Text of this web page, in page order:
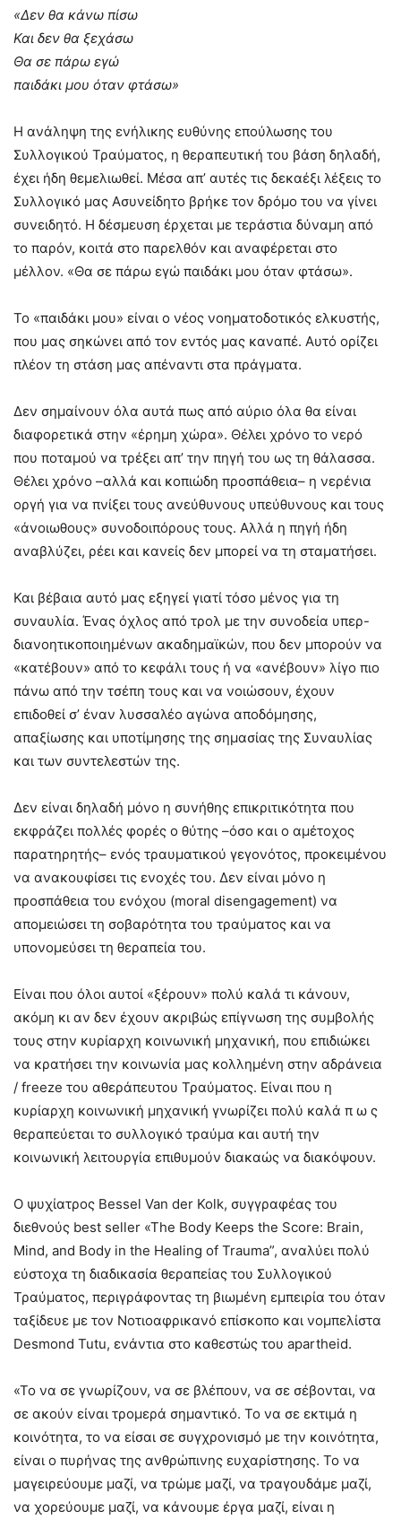
«Δεν θα κάνω πίσω
Και δεν θα ξεχάσω
Θα σε πάρω εγώ
παιδάκι μου όταν φτάσω»
Η ανάληψη της ενήλικης ευθύνης επούλωσης του
Συλλογικού Τραύματος, η θεραπευτική του βάση δηλαδή,
έχει ήδη θεμελιωθεί. Μέσα απ’ αυτές τις δεκαέξι λέξεις το
Συλλογικό μας Ασυνείδητο βρήκε τον δρόμο του να γίνει
συνειδητό. Η δέσμευση έρχεται με τεράστια δύναμη από
το παρόν, κοιτά στο παρελθόν και αναφέρεται στο
μέλλον. «Θα σε πάρω εγώ παιδάκι μου όταν φτάσω».
Το «παιδάκι μου» είναι ο νέος νοηματοδοτικός ελκυστής,
που μας σηκώνει από τον εντός μας καναπέ. Αυτό ορίζει
πλέον τη στάση μας απέναντι στα πράγματα.
Δεν σημαίνουν όλα αυτά πως από αύριο όλα θα είναι
διαφορετικά στην «έρημη χώρα». Θέλει χρόνο το νερό
που ποταμού να τρέξει απ’ την πηγή του ως τη θάλασσα.
Θέλει χρόνο –αλλά και κοπιώδη προσπάθεια– η νερένια
οργή για να πνίξει τους ανεύθυνους υπεύθυνους και τους
«άνοιωθους» συνοδοιπόρους τους. Αλλά η πηγή ήδη
αναβλύζει, ρέει και κανείς δεν μπορεί να τη σταματήσει.
Και βέβαια αυτό μας εξηγεί γιατί τόσο μένος για τη
συναυλία. Ένας όχλος από τρολ με την συνοδεία υπερ-
διανοητικοποιημένων ακαδημαϊκών, που δεν μπορούν να
«κατέβουν» από το κεφάλι τους ή να «ανέβουν» λίγο πιο
πάνω από την τσέπη τους και να νοιώσουν, έχουν
επιδοθεί σ’ έναν λυσσαλέο αγώνα αποδόμησης,
απαξίωσης και υποτίμησης της σημασίας της Συναυλίας
και των συντελεστών της.
Δεν είναι δηλαδή μόνο η συνήθης επικριτικότητα που
εκφράζει πολλές φορές ο θύτης –όσο και ο αμέτοχος
παρατηρητής– ενός τραυματικού γεγονότος, προκειμένου
να ανακουφίσει τις ενοχές του. Δεν είναι μόνο η
προσπάθεια του ενόχου (moral disengagement) να
απομειώσει τη σοβαρότητα του τραύματος και να
υπονομεύσει τη θεραπεία του.
Είναι που όλοι αυτοί «ξέρουν» πολύ καλά τι κάνουν,
ακόμη κι αν δεν έχουν ακριβώς επίγνωση της συμβολής
τους στην κυρίαρχη κοινωνική μηχανική, που επιδιώκει
να κρατήσει την κοινωνία μας κολλημένη στην αδράνεια
/ freeze του αθεράπευτου Τραύματος. Είναι που η
κυρίαρχη κοινωνική μηχανική γνωρίζει πολύ καλά π ω ς
θεραπεύεται το συλλογικό τραύμα και αυτή την
κοινωνική λειτουργία επιθυμούν διακαώς να διακόψουν.
Ο ψυχίατρος Bessel Van der Kolk, συγγραφέας του
διεθνούς best seller «The Body Keeps the Score: Brain,
Mind, and Body in the Healing of Trauma”, αναλύει πολύ
εύστοχα τη διαδικασία θεραπείας του Συλλογικού
Τραύματος, περιγράφοντας τη βιωμένη εμπειρία του όταν
ταξίδευε με τον Νοτιοαφρικανό επίσκοπο και νομπελίστα
Desmond Tutu, ενάντια στο καθεστώς του apartheid.
«Το να σε γνωρίζουν, να σε βλέπουν, να σε σέβονται, να
σε ακούν είναι τρομερά σημαντικό. Το να σε εκτιμά η
κοινότητα, το να είσαι σε συγχρονισμό με την κοινότητα,
είναι ο πυρήνας της ανθρώπινης ευχαρίστησης. Το να
μαγειρεύουμε μαζί, να τρώμε μαζί, να τραγουδάμε μαζί,
να χορεύουμε μαζί, να κάνουμε έργα μαζί, είναι η